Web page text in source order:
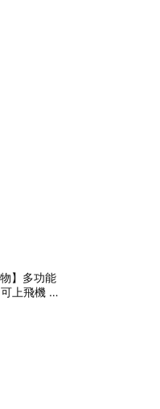
】多功能
上飛機 US
禮物 交換